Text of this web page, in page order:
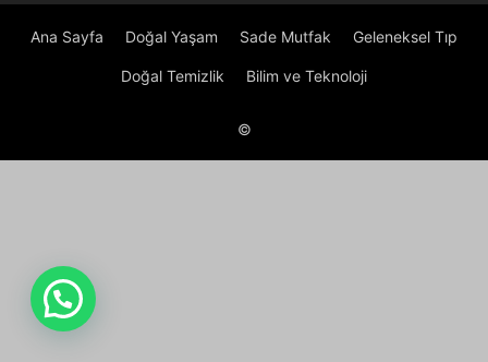
Ana Sayfa Doğal Yaşam Sade Mutfak Geleneksel Tıp
Doğal Temizlik Bilim ve Teknoloji
©